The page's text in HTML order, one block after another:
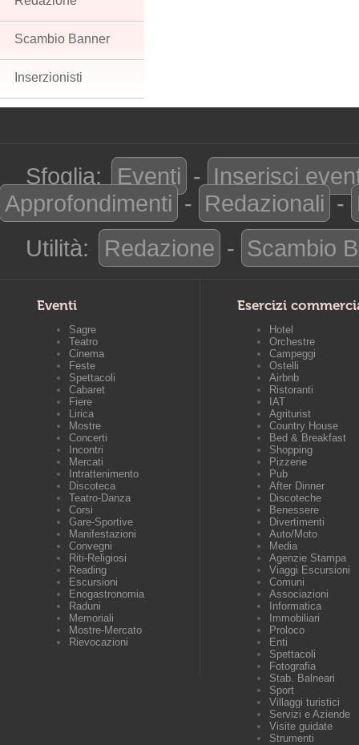
Scambio Banner
Inserzionisti
Sfoglia: Eventi - Inserisci
Approfondimenti - Redazionali -
Utilità:
Redazione - Scambio
Eventi
Sagre
Teatro
Cinema
Feste
Spettacoli
Cabaret
Fiere
Lirica
Mostre
Concerti
Incontri
Mercati
Intrattenimento
Discoteca
Teatro-Danza
Corsi
Gare-Sportive
Manifestazioni
Convegni
Riti-Religiosi
Reading
Escursioni
Enogastronomia
Raduni
Memoriali
Mostre-Mercato
Rievocazioni
Esercizi
Hotel
Orchestre
Campeggi
Ostelli
Airbnb
Ristoranti
IAT
Agriturist
Country House
Bed & Breakfast
Shopping
Pizzerie
Pub
After Dinner
Discoteche
Benessere
Divertimenti
Auto/Moto
Media
Agenzie Stampa
Viaggi Escursioni
Comuni
Associazioni
Informatica
Immobiliari
Proloco
Enti
Spettacoli
Fotografia
Stab. Balneari
Sport
Villaggi turistici
Servizi e Aziende
Visite guidate
Strumenti